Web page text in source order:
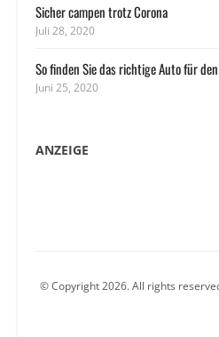
Sicher campen trotz Corona
Juli 28, 2020
So finden Sie das richtige Auto für
Juni 25, 2020
ANZEIGE
© Copyright 2026. All rights